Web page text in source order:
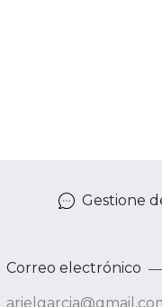
Gestione
Correo electrónico